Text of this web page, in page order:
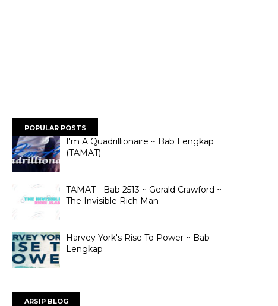
POPULAR POSTS
I'm A Quadrillionaire ~ Bab Lengkap
(TAMAT)
TAMAT - Bab 2513 ~ Gerald Crawford ~
The Invisible Rich Man
Harvey York's Rise To Power ~ Bab
Lengkap
ARSIP BLOG